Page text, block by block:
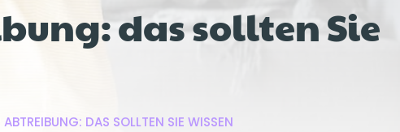
das sollten Sie
DAS SOLLTEN SIE WISSEN